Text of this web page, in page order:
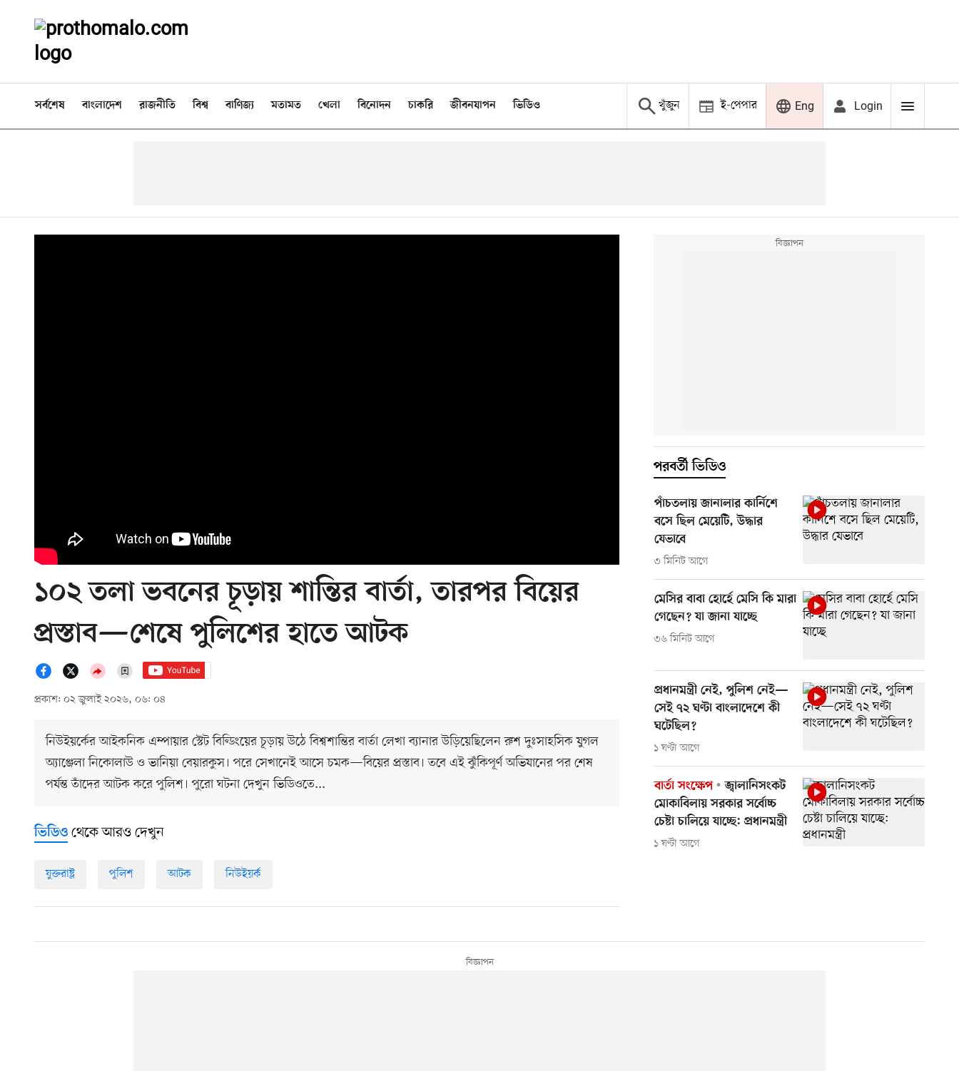
সর্বশেষ বাংলাদেশ রাজনীতি বিশ্ব বাণিজ্য মতামত খেলা বিনোদন চাকরি জীবনযাপন ভিডিও খুঁজুন ই-পেপার Eng Login
১০২ তলা ভবনের চূড়ায় শান্তির বার্তা, তারপর বিয়ের
প্রস্তাব—শেষে পুলিশের হাতে আটক
প্রকাশ: ০২ জুলাই ২০২৬, ০৬: ০৪
নিউইয়র্কের আইকনিক এম্পায়ার স্টেট বিল্ডিংয়ের চূড়ায় উঠে বিশ্বশান্তির বার্তা লেখা ব্যানার উড়িয়েছিলেন রুশ দুঃসাহসিক যুগল
অ্যাঞ্জেলা নিকোলাউ ও ভানিয়া বেয়ারকুস। পরে সেখানেই আসে চমক—বিয়ের প্রস্তাব। তবে এই ঝুঁকিপূর্ণ অভিযানের পর শেষ
পর্যন্ত তাঁদের আটক করে পুলিশ। পুরো ঘটনা দেখুন ভিডিওতে...
পরবর্তী ভিডিও
পাঁচতলায় জানালার কার্নিশে
বসে ছিল মেয়েটি, উদ্ধার
যেভাবে
৩ মিনিট আগে
মেসির বাবা হোর্হে মেসি কি মারা
গেছেন? যা জানা যাচ্ছে
৩৬ মিনিট আগে
প্রধানমন্ত্রী নেই, পুলিশ নেই—
সেই ৭২ ঘণ্টা বাংলাদেশে কী
ঘটেছিল?
১ ঘণ্টা আগে
বার্তা সংক্ষেপ
জ্বালানিসংকট
মোকাবিলায় সরকার সর্বোচ্চ
চেষ্টা চালিয়ে যাচ্ছে: প্রধানমন্ত্রী
১ ঘণ্টা আগে
ভিডিও থেকে আরও দেখুন
যুক্তরাষ্ট্র পুলিশ আটক নিউইয়র্ক